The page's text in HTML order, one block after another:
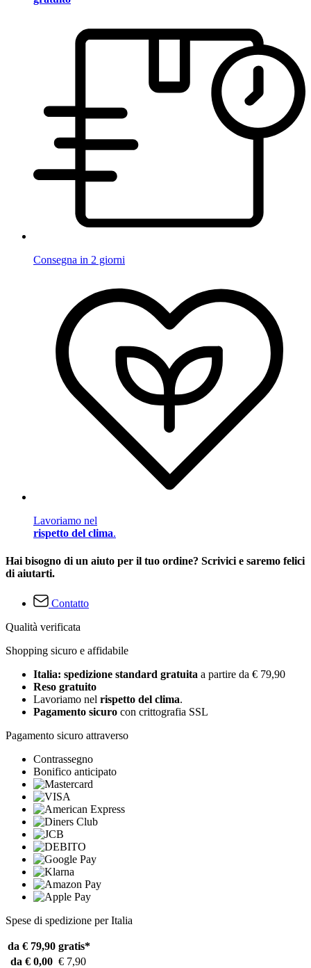
Consegna in 2 giorni
Lavoriamo nel
rispetto del clima.
Hai bisogno di un aiuto per il tuo ordine? Scrivici e saremo felici
di aiutarti.
Contatto
Qualità verificata
Shopping sicuro e affidabile
Italia: spedizione standard gratuita a partire da € 79,90
Reso gratuito
Lavoriamo nel rispetto del clima.
Pagamento sicuro con crittografia SSL
Pagamento sicuro attraverso
Contrassegno
Bonifico anticipato
Spese di spedizione per Italia
da € 79,90 gratis*
da € 0,00 € 7,90